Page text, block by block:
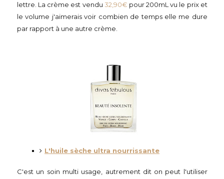
lettre. La crème est vendu 32,90€ pour 200mL vu le prix et
le volume j'aimerais voir combien de temps elle me dure
par rapport à une autre crème.
L'huile sèche ultra nourrissante
C'est un soin multi usage, autrement dit on peut l'utiliser